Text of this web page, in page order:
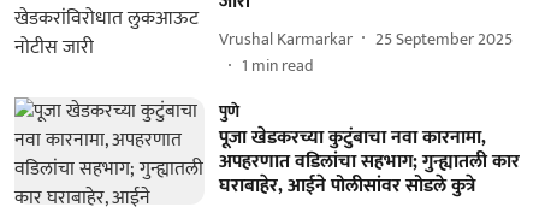
Vrushal Karmarkar
25 September 2025
1 min read
पुणे
पूजा खेडकरच्या कुटुंबाचा नवा कारनामा,
अपहरणात वडिलांचा सहभाग; गुन्ह्यातली कार
घराबाहेर, आईने पोलीसांवर सोडले कुत्रे